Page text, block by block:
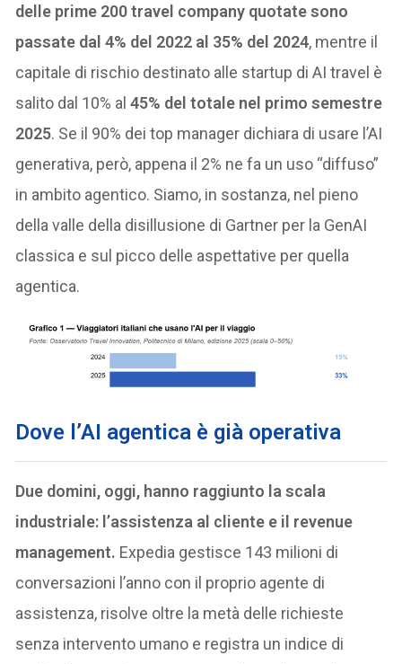
delle prime 200 travel company quotate sono
passate dal 4% del 2022 al 35% del 2024, mentre il
capitale di rischio destinato alle startup di AI travel è
salito dal 10% al45% del totale nel primo semestre
2025. Se il 90% dei top manager dichiara di usare l’AI
generativa, però, appena il 2% ne fa un uso “diffuso”
in ambito agentico. Siamo, in sostanza, nel pieno
della valle della disillusione di Gartner per la GenAI
classica e sul picco delle aspettative per quella
agentica.
Dove l’AI agentica è già operativa
Due domini, oggi, hanno raggiunto la scala
industriale: l’assistenza al cliente e il revenue
management. Expedia gestisce 143 milioni di
conversazioni l’anno con il proprio agente di
assistenza, risolve oltre la metà delle richieste
senza intervento umano e registra un indice di